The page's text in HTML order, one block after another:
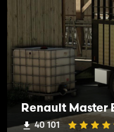
Renault Master
40 101